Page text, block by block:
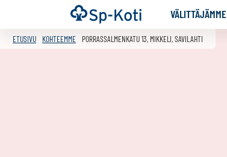
Siirry
sisältöön
Etusivu VÄLITTÄJÄMME
ETUSIVU KOHTEEMME PORRASSALMENKATU 13, MIKKELI, SAVILAHTI